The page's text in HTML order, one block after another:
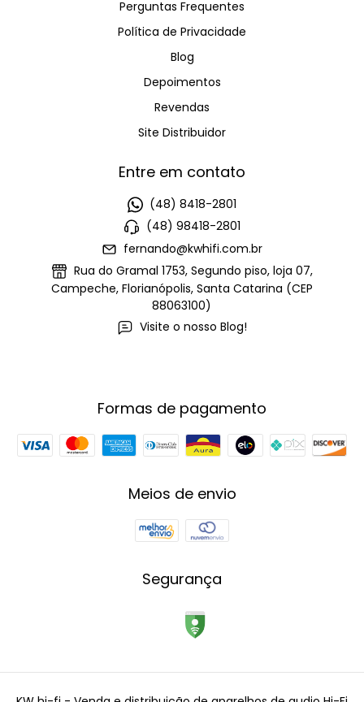
Perguntas Frequentes
Política de Privacidade
Blog
Depoimentos
Revendas
Site Distribuidor
Entre em contato
(48) 8418-2801
(48) 98418-2801
fernando@kwhifi.com.br
Rua do Gramal 1753, Segundo piso, loja 07,
Campeche, Florianópolis, Santa Catarina (CEP
88063100)
Visite o nosso Blog!
Formas de pagamento
Meios de envio
Segurança